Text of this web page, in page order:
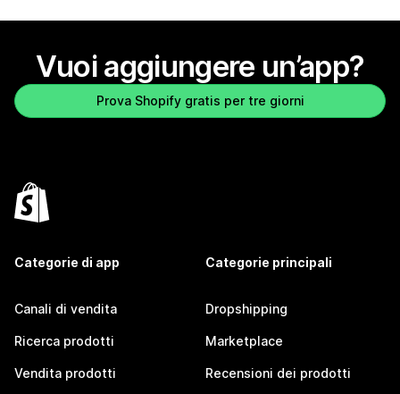
Vuoi aggiungere un’app?
Prova Shopify gratis per tre giorni
Categorie di app
Canali di vendita
Ricerca prodotti
Vendita prodotti
Categorie principali
Dropshipping
Marketplace
Recensioni dei prodotti